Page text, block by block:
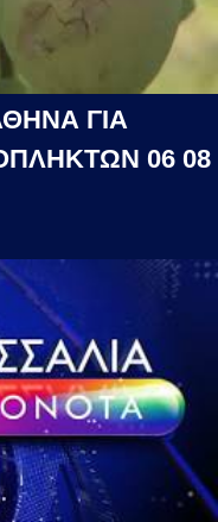
ΓΙΑ
06 08